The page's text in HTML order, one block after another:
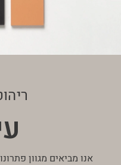
אנו מביאים מגוון